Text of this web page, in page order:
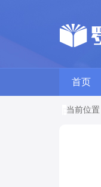
首页
当前位置